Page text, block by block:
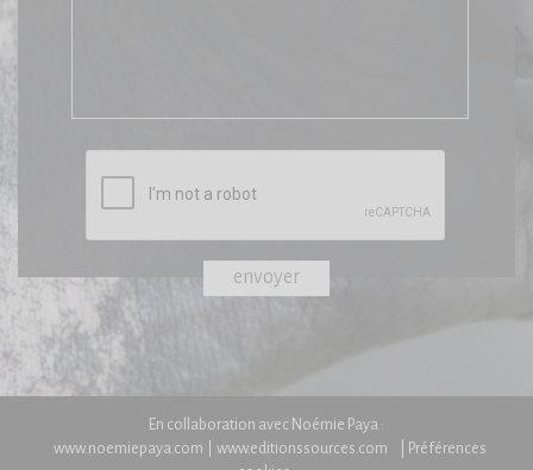
En collaboration avec Noémie Paya :
www.noemiepaya.com
www.editionssources.com
| Préférences